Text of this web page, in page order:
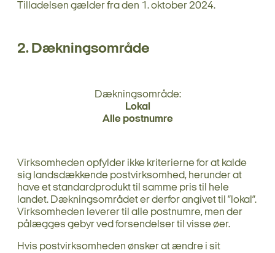
Tilladelsen gælder fra den 1. oktober 2024.
2. Dækningsområde
Dækningsområde:
Lokal
Alle postnumre
Virksomheden opfylder ikke kriterierne for at kalde
sig landsdækkende postvirksomhed, herunder at
have et standardprodukt til samme pris til hele
landet. Dækningsområdet er derfor angivet til ”lokal”.
Virksomheden leverer til alle postnumre, men der
pålægges gebyr ved forsendelser til visse øer.
Hvis postvirksomheden ønsker at ændre i sit